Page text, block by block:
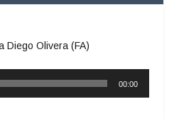
Diego Olivera (FA)
00:00